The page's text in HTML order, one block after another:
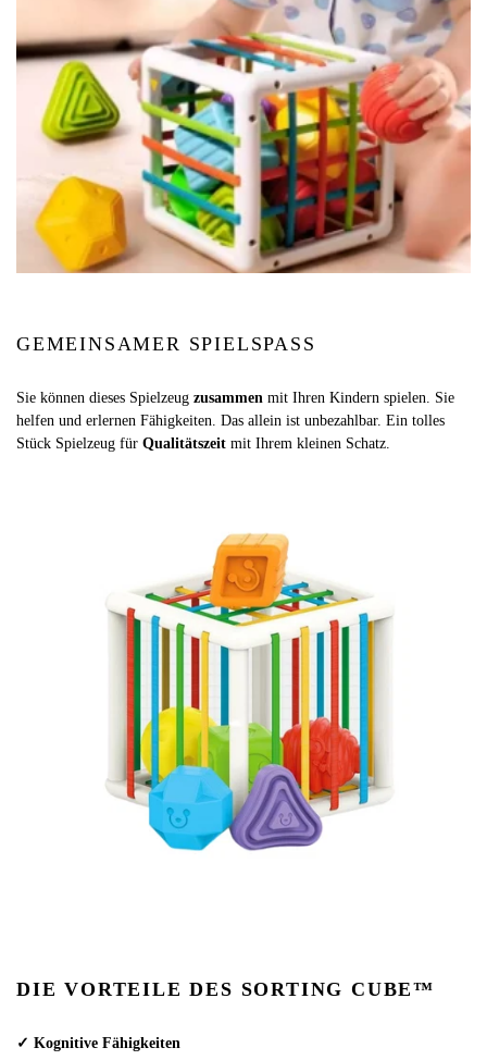
GEMEINSAMER SPIELSPASS
Sie können dieses Spielzeug zusammen mit Ihren Kindern spielen. Sie
helfen und erlernen Fähigkeiten. Das allein ist unbezahlbar. Ein tolles
Stück Spielzeug für Qualitätszeit mit Ihrem kleinen Schatz.
DIE VORTEILE DES SORTING CUBE™
✓ Kognitive Fähigkeiten